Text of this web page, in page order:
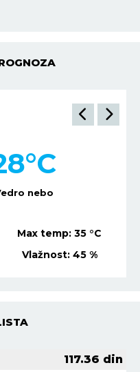
nebo
°C
Max temp: 36 °C
Vlažnost:38 %
117.36 din